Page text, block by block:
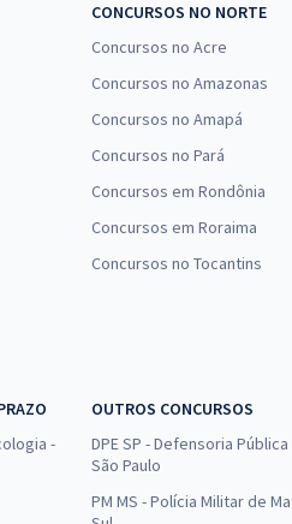
CONCURSOS NO NORTE
Concursos no Acre
Concursos no Amazonas
Concursos no Amapá
Concursos no Pará
Concursos em Rondônia
Concursos em Roraima
Concursos no Tocantins
-
OUTROS CONCURSOS
DPE SP - Defensoria
São Paulo
PM MS - Polícia Militar de